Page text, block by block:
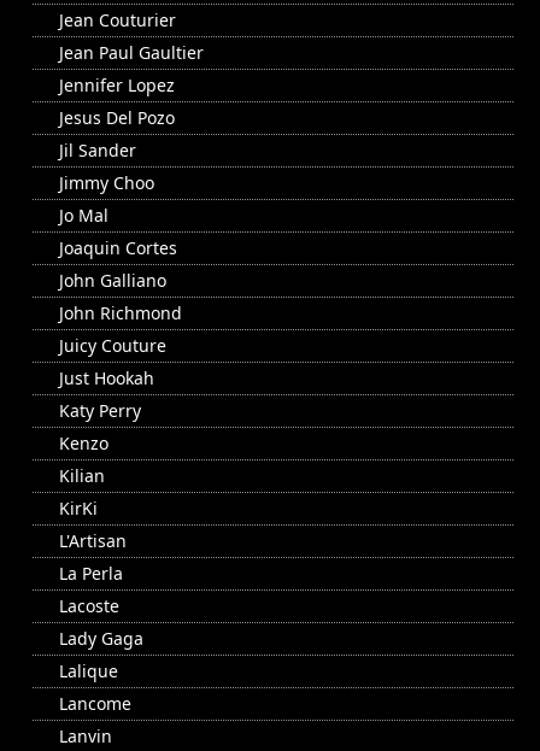
Jean Couturier
Jean Paul Gaultier
Jennifer Lopez
Jesus Del Pozo
Jil Sander
Jimmy Choo
Jo Mal
Joaquin Cortes
John Galliano
John Richmond
Juicy Couture
Just Hookah
Katy Perry
Kenzo
Kilian
KirKi
L'Artisan
La Perla
Lacoste
Lady Gaga
Lalique
Lancome
Lanvin